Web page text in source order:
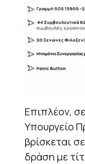
Επιπλέον,
Υπουργείο
βρίσκεται
δράση με